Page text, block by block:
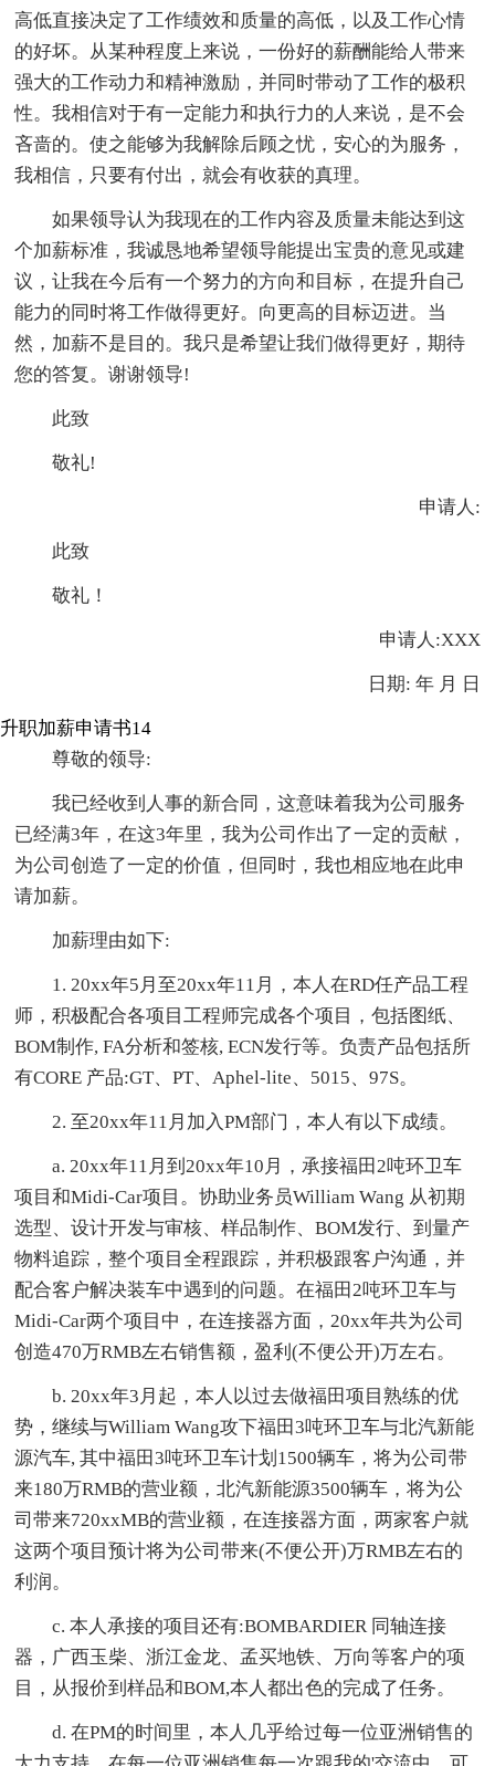
高低直接决定了工作绩效和质量的高低，以及工作心情
的好坏。从某种程度上来说，一份好的薪酬能给人带来
强大的工作动力和精神激励，并同时带动了工作的极积
性。我相信对于有一定能力和执行力的人来说，是不会
吝啬的。使之能够为我解除后顾之忧，安心的为服务，
我相信，只要有付出，就会有收获的真理。
如果领导认为我现在的工作内容及质量未能达到这
个加薪标准，我诚恳地希望领导能提出宝贵的意见或建
议，让我在今后有一个努力的方向和目标，在提升自己
能力的同时将工作做得更好。向更高的目标迈进。当
然，加薪不是目的。我只是希望让我们做得更好，期待
您的答复。谢谢领导!
此致
敬礼!
申请人:
此致
敬礼！
申请人:XXX
日期: 年 月 日
升职加薪申请书14
尊敬的领导:
我已经收到人事的新合同，这意味着我为公司服务
已经满3年，在这3年里，我为公司作出了一定的贡献，
为公司创造了一定的价值，但同时，我也相应地在此申
请加薪。
加薪理由如下:
1. 20xx年5月至20xx年11月，本人在RD任产品工程
师，积极配合各项目工程师完成各个项目，包括图纸、
BOM制作, FA分析和签核, ECN发行等。负责产品包括所
有CORE 产品:GT、PT、Aphel-lite、5015、97S。
2. 至20xx年11月加入PM部门，本人有以下成绩。
a. 20xx年11月到20xx年10月，承接福田2吨环卫车
项目和Midi-Car项目。协助业务员William Wang 从初期
选型、设计开发与审核、样品制作、BOM发行、到量产
物料追踪，整个项目全程跟踪，并积极跟客户沟通，并
配合客户解决装车中遇到的问题。在福田2吨环卫车与
Midi-Car两个项目中，在连接器方面，20xx年共为公司
创造470万RMB左右销售额，盈利(不便公开)万左右。
b. 20xx年3月起，本人以过去做福田项目熟练的优
势，继续与William Wang攻下福田3吨环卫车与北汽新能
源汽车, 其中福田3吨环卫车计划1500辆车，将为公司带
来180万RMB的营业额，北汽新能源3500辆车，将为公
司带来720xxMB的营业额，在连接器方面，两家客户就
这两个项目预计将为公司带来(不便公开)万RMB左右的
利润。
c. 本人承接的项目还有:BOMBARDIER 同轴连接
器，广西玉柴、浙江金龙、孟买地铁、万向等客户的项
目，从报价到样品和BOM,本人都出色的完成了任务。
d. 在PM的时间里，本人几乎给过每一位亚洲销售的